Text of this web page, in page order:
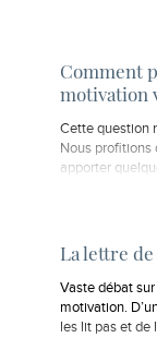
Comment
motivation
Cette question
Nous profitions
apporter
La lettre
Vaste débat
motivation.
les lit pas et de